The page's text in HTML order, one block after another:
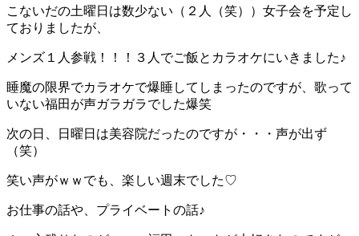
こないだの土曜日は数少ない（２人（笑））女子会を予定し
ておりましたが、
メンズ１人参戦！！！３人でご飯とカラオケにいきました♪
睡魔の限界でカラオケで爆睡してしまったのですが、歌って
いない福田が声ガラガラでした爆笑
次の日、日曜日は美容院だったのですが・・・声が出ず
（笑）
笑い声がｗｗでも、楽しい週末でした♡
お仕事の話や、プライベートの話♪